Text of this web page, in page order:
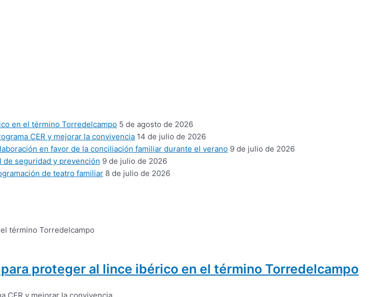
en el término Torredelcampo 5 de agosto de 2026
CER y mejorar la convivencia 14 de julio de 2026
en favor de la conciliación familiar durante el verano 9 de julio de 2026
de seguridad y prevención 9 de julio de 2026
de teatro familiar 8 de julio de 2026
proteger al lince ibérico en el término Torredelcampo